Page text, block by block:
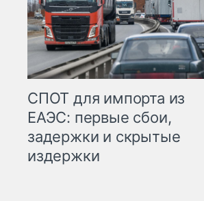
СПОТ для импорта из
ЕАЭС: первые сбои,
задержки и скрытые
издержки